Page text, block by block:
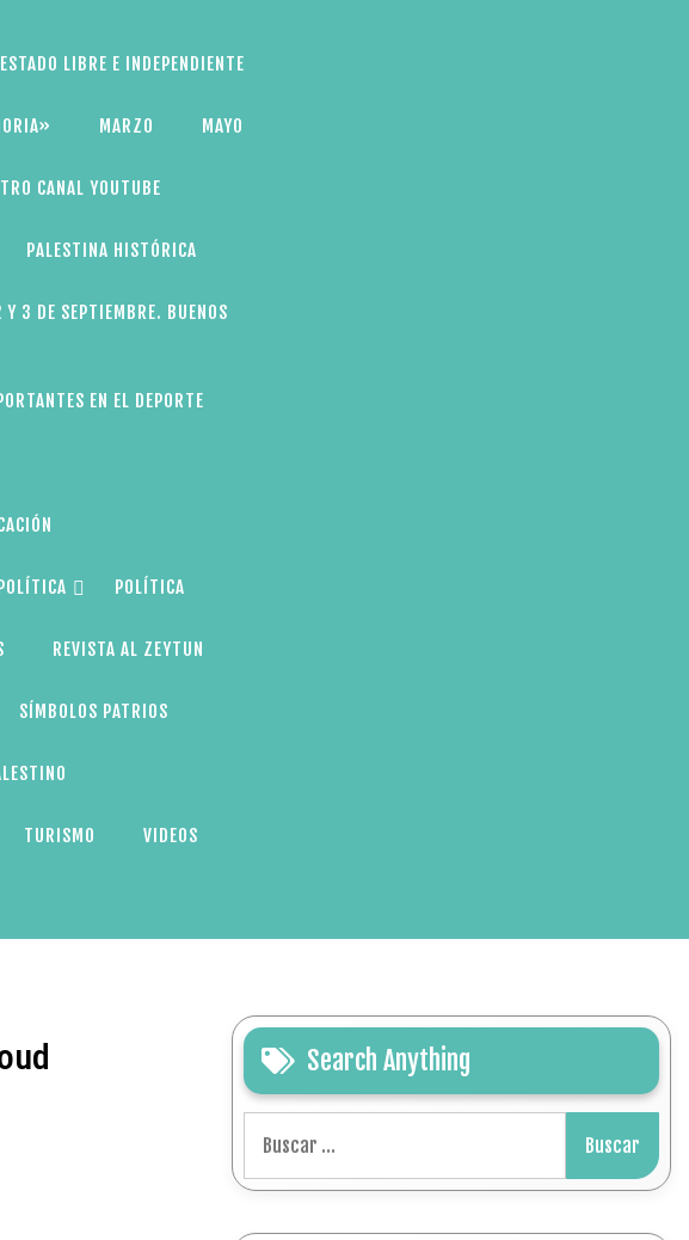
LIBRE E INDEPENDIENTE
MARZO MAYO
CANAL YOUTUBE
PALESTINA HISTÓRICA
3 DE SEPTIEMBRE. BUENOS
EN EL DEPORTE
POLÍTICA
REVISTA AL ZEYTUN
SÍMBOLOS PATRIOS
TURISMO VIDEOS
Search Anything